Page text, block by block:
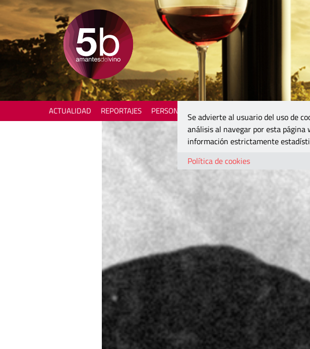
ACTUALIDAD REPORTAJES PERSONAJES
Se advierte al usuario del uso de
análisis al navegar por esta
información estrictamente
Política de cookies